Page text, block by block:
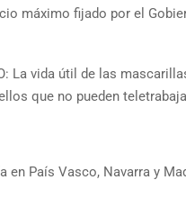
máximo fijado por el
La vida útil de las
que no pueden
en País Vasco, Navarra y